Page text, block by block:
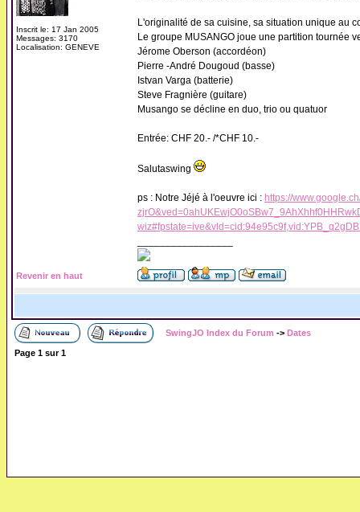
Inscrit le: 17 Jan 2005
Messages: 3170
Localisation: GENEVE
L'originalité de sa cuisine, sa situation unique au
Le groupe MUSANGO joue une partition tournée
Jérome Oberson (accordéon)
Pierre -André Dougoud (basse)
Istvan Varga (batterie)
Steve Fragnière (guitare)
Musango se décline en duo, trio ou quatuor
Entrée: CHF 20.- /*CHF 10.-
Salutaswing
ps : Notre Jéjé à l'oeuvre ici : https://
Revenir en haut
SwingJO Index du Forum -> Dates
Page 1 sur1